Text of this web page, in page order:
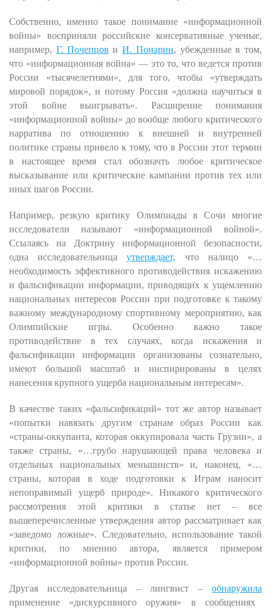
Собственно, именно такое понимание «информационной
войны» восприняли российские консервативные ученые,
например, Г. Почепцов и И. Понарин, убежденные в том,
что «информационная война» — это то, что ведется против
России «тысячелетиями», для того, чтобы «утверждать
мировой порядок», и потому Россия «должна научиться в
этой войне выигрывать». Расширение понимания
«информационной войны» до вообще любого критического
нарратива по отношению к внешней и внутренней
политике страны привело к тому, что в России этот термин
в настоящее время стал обозначть любое критическое
высказывание или критические кампании против тех или
иных шагов России.
Например, резкую критику Олимпиады в Сочи многие
исследователи называют «информационной войной».
Ссылаясь на Доктрину информационной безопасности,
одна исследовательницаутверждает, что налицо «…
необходимость эффективного противодействия искажению
и фальсификации информации, приводящих к ущемлению
национальных интересов России при подготовке к такому
важному международному спортивному мероприятию, как
Олимпийские игры. Особенно важно такое
противодействие в тех случаях, когда искажения и
фальсификации информации организованы сознательно,
имеют большой масштаб и инспирированы в целях
нанесения крупного ущерба национальным интересам».
В качестве таких «фальсификаций» тот же автор называет
«попытки навязать другим странам образ России как
«страны-оккупанта, которая оккупировала часть Грузии», а
также страны, «…грубо нарушающей права человека и
отдельных национальных меньшинств» и, наконец, «…
страны, которая в ходе подготовки к Играм наносит
непоправимый ущерб природе». Никакого критического
рассмотрения этой критики в статье нет – все
вышеперечисленные утверждения автор рассматривает как
«заведомо ложные». Следовательно, использование такой
критики, по мнению автора, является примером
«информационной войны» против России.
Другая исследовательница – лингвист – обнаружила
применение «дискурсивного оружия» в сообщениях